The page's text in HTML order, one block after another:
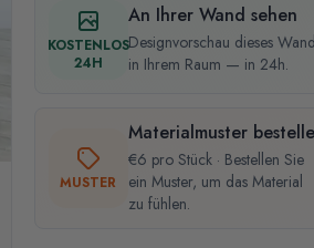
KOSTENLOS
24H
An Ihrer Wand sehen
Designvorschau dieses
in Ihrem Raum — in 24h.
MUSTER
Materialmuster
€6 pro Stück · Bestellen Sie
ein Muster, um das Material
zu fühlen.